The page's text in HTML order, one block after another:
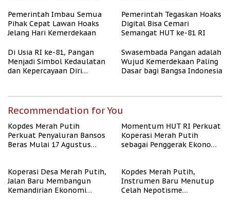
Pemerintah Imbau Semua
Pihak Cepat Lawan Hoaks
Jelang Hari Kemerdekaan
Pemerintah Tegaskan Hoaks
Digital Bisa Cemari
Semangat HUT ke-81 RI
Di Usia RI ke-81, Pangan
Menjadi Simbol Kedaulatan
dan Kepercayaan Diri
Swasembada Pangan adalah
Wujud Kemerdekaan Paling
Dasar bagi Bangsa Indonesia
Recommendation for You
Kopdes Merah Putih
Perkuat Penyaluran Bansos
Beras Mulai 17 Agustus
Momentum HUT RI Perkuat
Koperasi Merah Putih
sebagai Penggerak Ekonomi
Koperasi Desa Merah Putih,
Jalan Baru Membangun
Kemandirian Ekonomi
Kopdes Merah Putih,
Instrumen Baru Menutup
Celah Nepotisme